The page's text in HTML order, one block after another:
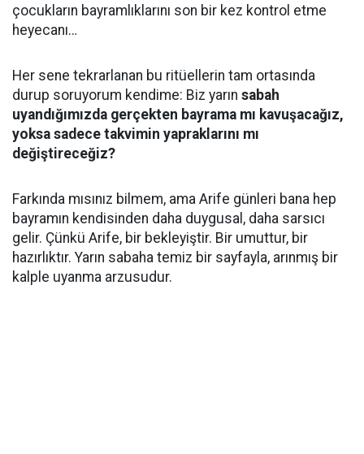
çocukların bayramlıklarını son bir kez kontrol etme
heyecanı…
Her sene tekrarlanan bu ritüellerin tam ortasında
durup soruyorum kendime: Biz yarın sabah
uyandığımızda gerçekten bayrama mı kavuşacağız,
yoksa sadece takvimin yapraklarını mı
değiştireceğiz?
​Farkında mısınız bilmem, ama Arife günleri bana hep
bayramın kendisinden daha duygusal, daha sarsıcı
gelir. Çünkü Arife, bir bekleyiştir. Bir umuttur, bir
hazırlıktır. Yarın sabaha temiz bir sayfayla, arınmış bir
kalple uyanma arzusudur.